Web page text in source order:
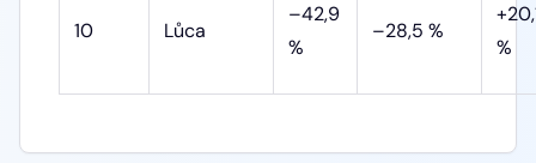
10 Lůca
–42,9
%
–28,5 %
%